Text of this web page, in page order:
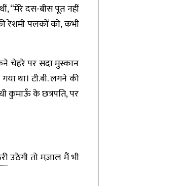
“मेरे दस-बीस पूत नहीं
रेशमी पलकों को, कभी
चेहरे पर सदा मुस्कान
था। टी.बी. लगने की
कुमाऊँ के छत्रपति, पर
उठेगी तो मज़ाल मैं भी